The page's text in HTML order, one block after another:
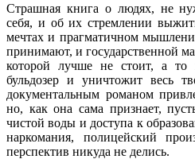
Страшная книга о людях, не
себя, и об их стремлении
мечтах и прагматичном
принимают, и государственной
которой лучше не стоит, а то
бульдозер и уничтожит весь
документальным романом
но, как она сама признает,
чистой воды и доступа к
наркомания, полицейский
перспектив никуда не делись.